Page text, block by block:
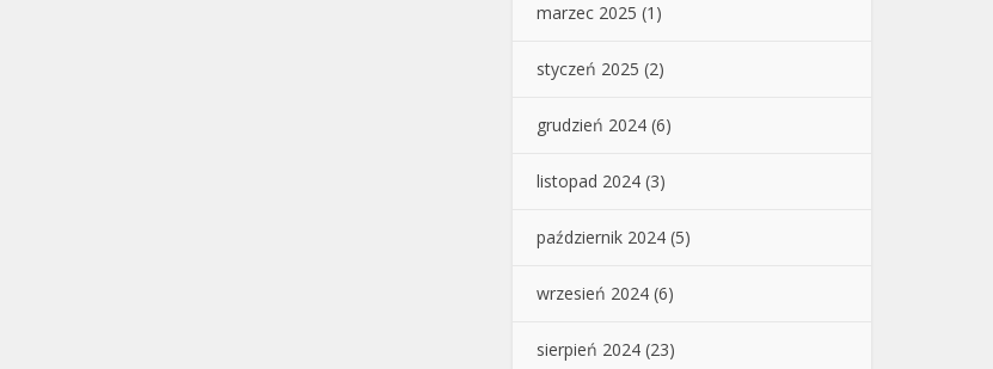
marzec 2025 (1)
styczeń 2025 (2)
grudzień 2024 (6)
listopad 2024 (3)
październik 2024 (5)
wrzesień 2024 (6)
sierpień 2024 (23)